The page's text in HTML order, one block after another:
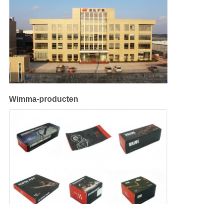
Wimma-producten